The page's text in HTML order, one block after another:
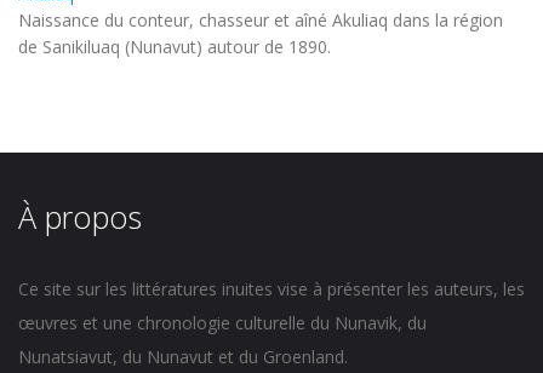
Naissance du conteur, chasseur et aîné Akuliaq dans la région
de Sanikiluaq (Nunavut) autour de 1890.
À propos
Ce site sur les littératures inuites vise à présenter les auteurs, les
œuvres et une chronologie culturelle du Nunavik, du
Nunatsiavut, du Nunavut et du Groenland.